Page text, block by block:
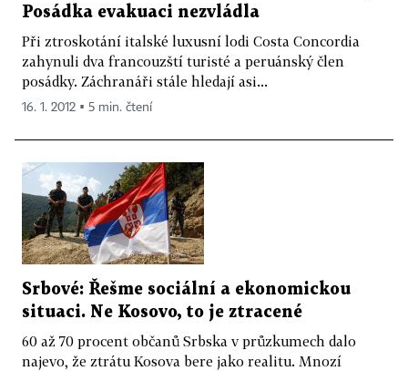
Posádka evakuaci nezvládla
Při ztroskotání italské luxusní lodi Costa Concordia
zahynuli dva francouzští turisté a peruánský člen
posádky. Záchranáři stále hledají asi...
16. 1. 2012 ▪ 5 min. čtení
Srbové: Řešme sociální a ekonomickou
situaci. Ne Kosovo, to je ztracené
60 až 70 procent občanů Srbska v průzkumech dalo
najevo, že ztrátu Kosova bere jako realitu. Mnozí